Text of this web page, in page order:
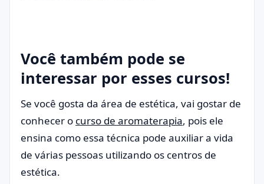
Você também pode se
interessar por esses cursos!
Se você gosta da área de estética, vai gostar de
conhecer o curso de aromaterapia, pois ele
ensina como essa técnica pode auxiliar a vida
de várias pessoas utilizando os centros de
estética.